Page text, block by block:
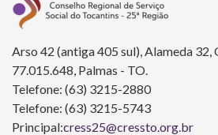
Arso 42 (antiga 405 sul), Alameda 32,
77.015.648, Palmas - TO.
Telefone: (63) 3215-2880
Telefone: (63) 3215-5743
Principal:cress25@cressto.org.br